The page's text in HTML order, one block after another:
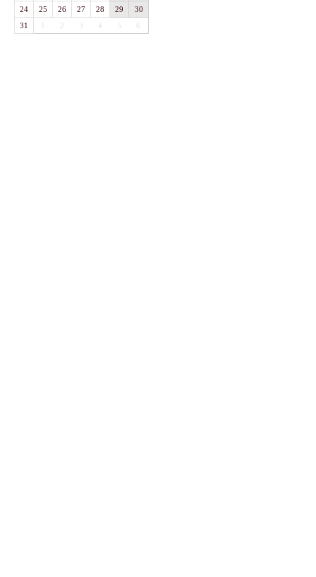
24
25 26 27 28 29
30
31
1 3 4 5 6